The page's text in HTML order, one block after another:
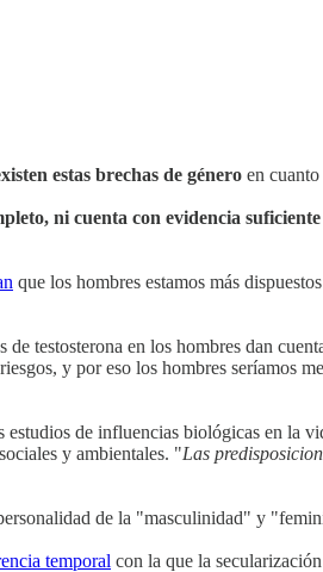
estas brechas de género en
ni cuenta con evidencia suficiente
que los hombres estamos más
testosterona en los hombres dan
y por eso los hombres seríamos
estudios de influencias biológicas en la
y ambientales. "Las
de la "masculinidad" y
temporal con la que la